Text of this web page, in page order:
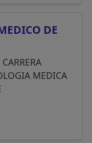
DE
MEDICA